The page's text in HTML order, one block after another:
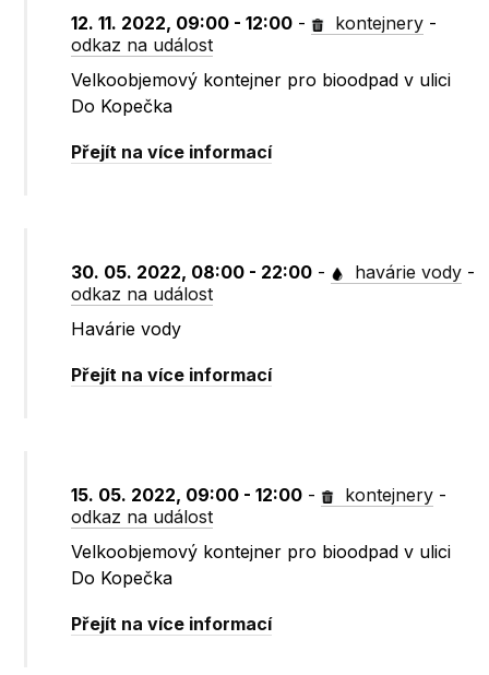
12. 11. 2022, 09:00 - 12:00 - kontejnery -
odkaz na událost
Velkoobjemový kontejner pro bioodpad v ulici
Do Kopečka
Přejít na více informací
30. 05. 2022, 08:00 - 22:00 - havárie vody -
odkaz na událost
Havárie vody
Přejít na více informací
15. 05. 2022, 09:00 - 12:00 - kontejnery -
odkaz na událost
Velkoobjemový kontejner pro bioodpad v ulici
Do Kopečka
Přejít na více informací